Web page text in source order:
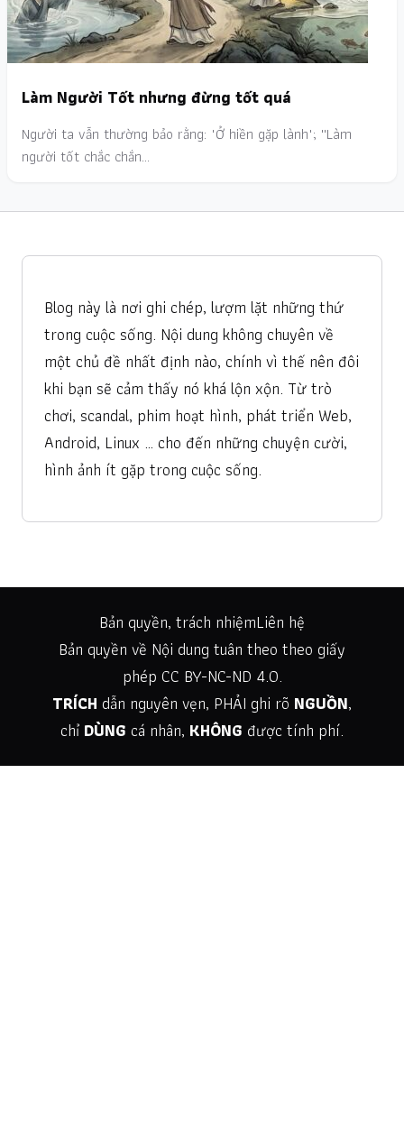
Làm Người Tốt nhưng đừng tốt quá
Người ta vẫn thường bảo rằng: "Ở hiền gặp lành"; ''Làm
người tốt chắc chắn…
Blog này là nơi ghi chép, lượm lặt những thứ
trong cuộc sống. Nội dung không chuyên về
một chủ đề nhất định nào, chính vì thế nên đôi
khi bạn sẽ cảm thấy nó khá lộn xộn. Từ trò
chơi, scandal, phim hoạt hình, phát triển Web,
Android, Linux … cho đến những chuyện cười,
hình ảnh ít gặp trong cuộc sống.
Bản quyền, trách nhiệmLiên hệ
Bản quyền về Nội dung tuân theo theo giấy
phép CC BY-NC-ND 4.0.
TRÍCH dẫn nguyên vẹn, PHẢI ghi rõ NGUỒN,
chỉ DÙNG cá nhân, KHÔNG được tính phí.